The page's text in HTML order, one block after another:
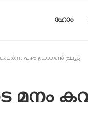
ഹോം
പഴം ഡ്രാഗൺ ഫ്രൂട്ട്
മനം